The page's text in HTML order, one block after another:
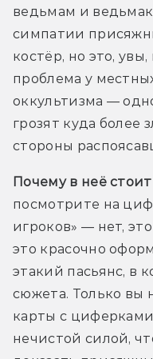
ведьмам и
симпатии
костёр, но это,
проблема у
оккультизма —
грозят куда более
стороны
Почему в неё
посмотрите на
игроков» — нет,
это красочно
этакий пасьянс, в
сюжета. Только вы
карты с
нечистой силой,